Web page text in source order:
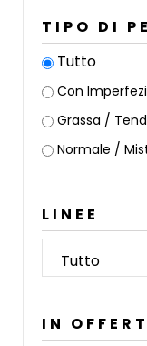
TIPO DI
Tutto
Con
Grassa /
Normale /
LINEE
IN